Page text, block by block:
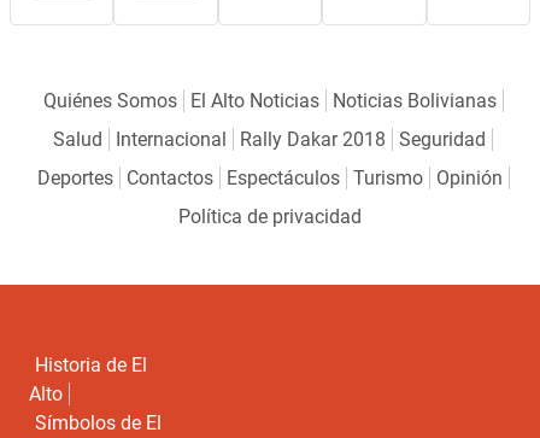
Quiénes Somos El Alto Noticias
Noticias Bolivianas
Salud
Internacional Rally Dakar 2018
Seguridad
Deportes
Contactos Espectáculos Turismo
Opinión
Política de privacidad
Historia de El
Alto
Símbolos de El